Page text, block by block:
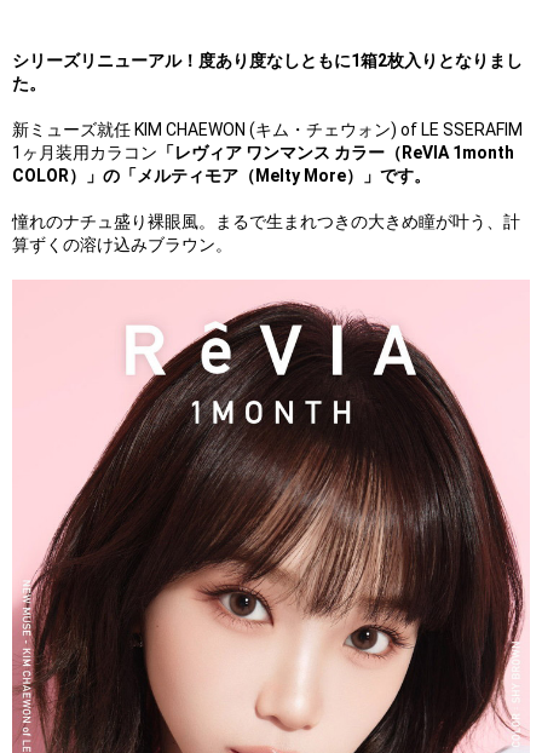
シリーズリニューアル！度あり度なしともに1箱2枚入りとなりまし
た。
新ミューズ就任 KIM CHAEWON (キム・チェウォン) of LE SSERAFIM
1ヶ月装用カラコン 「レヴィア ワンマンス カラー（ReVIA 1month
COLOR）」の「メルティモア（Melty More）」です。
憧れのナチュ盛り裸眼風。まるで生まれつきの大きめ瞳が叶う、計
算ずくの溶け込みブラウン。